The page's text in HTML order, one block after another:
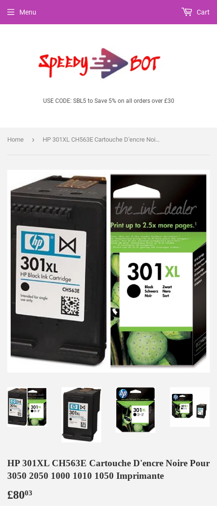
USE CODE: SBL5 to Save 5% on all orders over £30
Menu Cart
Home › HP 301XL CH563E Cartouche D'encre Noire Pour 3050 2050 1000 1010 1050 Imprimante
HP 301XL CH563E Cartouche D'encre Noire Pour
3050 2050 1000 1010 1050 Imprimante
£8003